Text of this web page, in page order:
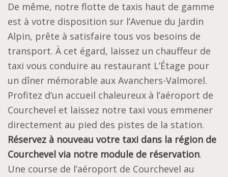
De même, notre flotte de taxis haut de gamme
est à votre disposition sur l’Avenue du Jardin
Alpin, prête à satisfaire tous vos besoins de
transport. À cet égard, laissez un chauffeur de
taxi vous conduire au restaurant L’Étage pour
un dîner mémorable aux Avanchers-Valmorel.
Profitez d’un accueil chaleureux à l’aéroport de
Courchevel et laissez notre taxi vous emmener
directement au pied des pistes de la station.
Réservez à nouveau votre taxi dans la région de
Courchevel via notre module de réservation.
Une course de l’aéroport de Courchevel au